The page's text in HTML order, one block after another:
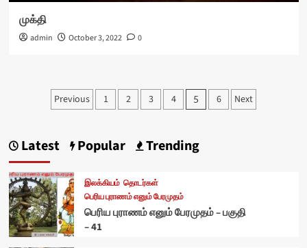
முக்தி
admin October 3, 2022 0
Posts
Previous 1 2 3 4 5 6 Next
Latest Popular Trending
இலக்கியம் தொடர்கள்
பெரிய புராணம் எனும் பேரமுதம்
பெரிய புராணம் எனும் பேரமுதம் – பகுதி
– 41